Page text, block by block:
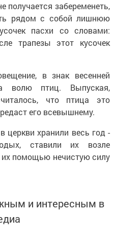
получается забеременеть,
рядом с собой лишнюю
пасхи со словами:
трапезы этот кусочек
в знак весенней
волю птиц. Выпуская,
что птица это
его всевышнему.
церкви хранили весь год -
ставили их возле
их помощью нечистую силу
и интересным в